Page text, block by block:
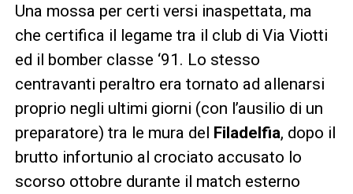
Una mossa per certi versi inaspettata, ma
che certifica il legame tra il club di Via Viotti
ed il bomber classe ‘91. Lo stesso
centravanti peraltro era tornato ad allenarsi
proprio negli ultimi giorni (con l’ausilio di un
preparatore) tra le mura del Filadelfia, dopo il
brutto infortunio al crociato accusato lo
scorso ottobre durante il match esterno